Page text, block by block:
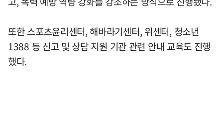
또한 스포츠윤리센터, 해바라기센터, 위센터, 청소년
1388 등 신고 및 상담 지원 기관 관련 안내 교육도 진행
했다.